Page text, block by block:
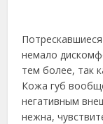
немало
тем более, так
Кожа губ
негативным
нежна,